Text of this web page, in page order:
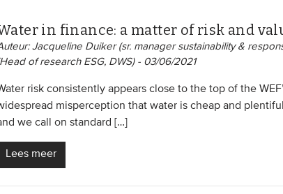
in finance: a matter of risk and
Jacqueline Duiker (sr. manager sustainability &
of research ESG, DWS) - 03/06/2021
risk consistently appears close to the top of the
misperception that water is cheap and
we call on standard […]
Lees meer